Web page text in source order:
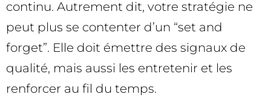
continu. Autrement dit, votre stratégie ne
peut plus se contenter d’un “set and
forget”. Elle doit émettre des signaux de
qualité, mais aussi les entretenir et les
renforcer au fil du temps.